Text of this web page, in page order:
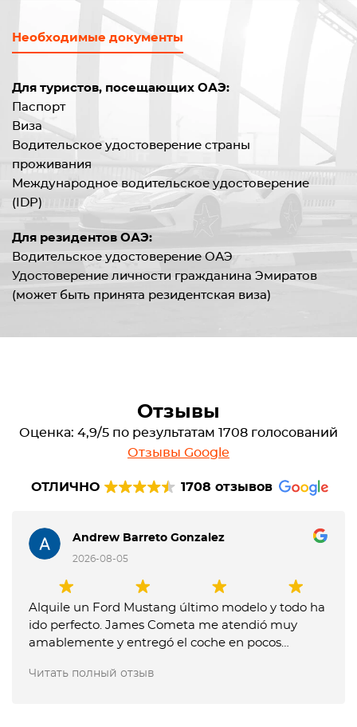
Необходимые документы
Для туристов, посещающих ОАЭ:
Паспорт
Виза
Водительское удостоверение страны
проживания
Международное водительское удостоверение
(IDP)
Для резидентов ОАЭ:
Водительское удостоверение ОАЭ
Удостоверение личности гражданина Эмиратов
(может быть принята резидентская виза)
Отзывы
Оценка: 4,9/5 по результатам 1708 голосований
Отзывы Google
ОТЛИЧНО 1708 отзывов
Andrew Barreto Gonzalez
2026-08-05
Alquile un Ford Mustang último modelo y todo ha
ido perfecto. James Cometa me atendió muy
amablemente y entregó el coche en pocos
dijeron que me tenían que cobrar un extra, pero
Читать полный отзыв